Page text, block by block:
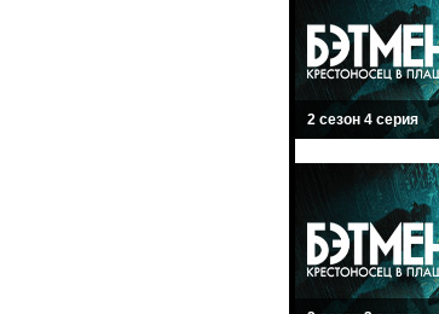
2 сезон 4 серия